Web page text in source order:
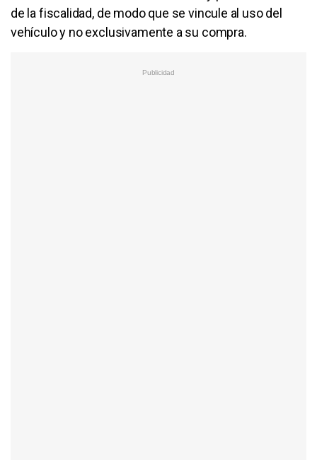
de la fiscalidad, de modo que se vincule al uso del
vehículo y no exclusivamente a su compra.